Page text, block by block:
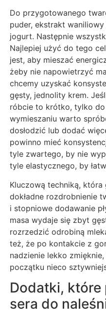
Do przygotowanego
puder, ekstrakt
jogurt. Następnie
Najlepiej użyć do tego
jest, aby mieszać
żeby nie napowietrzyć
chcemy uzyskać
gęsty, jednolity krem.
róbcie to krótko, tylko do
wymieszaniu warto
dosłodzić lub dodać
powinno mieć
tyle zwartego, by nie
tyle elastycznego, by
Kluczową techniką, która
dokładne rozdrobnienie
i stopniowe dodawanie
masa wydaje się zbyt
rozrzedzić odrobiną
też, że po kontakcie z
nadzienie lekko
początku nieco
Dodatki, które
sera do